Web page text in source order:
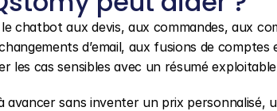
chatbot aux devis, aux commandes, aux
d’email, aux fusions de
les cas sensibles avec un résumé
avancer sans inventer un prix personnalisé,